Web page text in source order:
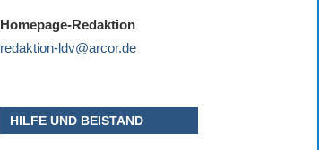
Homepage-Redaktion
redaktion-ldv@arcor.de
HILFE UND BEISTAND